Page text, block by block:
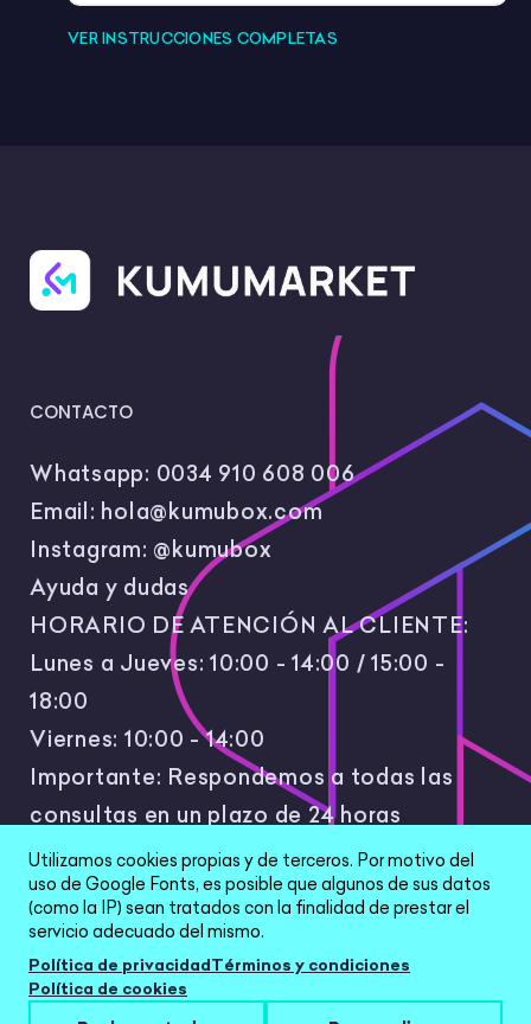
Valentín
VER INSTRUCCIONES COMPLETAS
CONTACTO
Whatsapp: 0034 910 608 006
Email: hola@kumubox.com
Instagram: @kumubox
Ayuda y dudas
HORARIO DE ATENCIÓN AL CLIENTE:
Lunes a Jueves: 10:00 - 14:00 / 15:00 -
18:00
Viernes: 10:00 - 14:00
Importante: Respondemos a todas las
consultas en un plazo de 24 horas
laborales.
All Rights Reserved © 2026 |Política de
Utilizamos cookies propias y de terceros. Por motivo del
uso de Google Fonts, es posible que algunos de sus datos
(como la IP) sean tratados con la finalidad de prestar el
servicio adecuado del mismo.
Política de privacidadTérminos y condiciones
Política de cookies